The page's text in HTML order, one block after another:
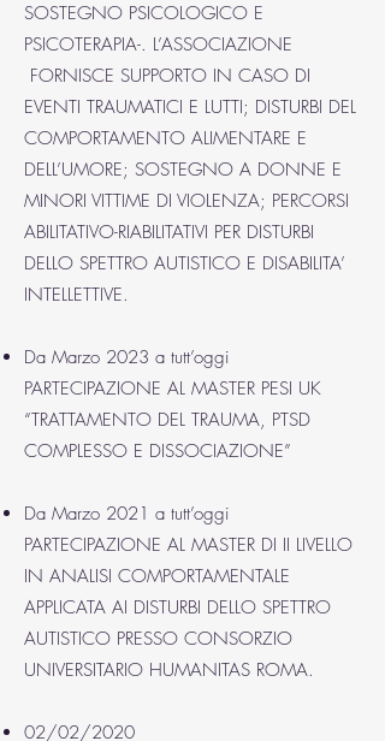
SOSTEGNO PSICOLOGICO E
PSICOTERAPIA-. L’ASSOCIAZIONE
FORNISCE SUPPORTO IN CASO DI
EVENTI TRAUMATICI E LUTTI; DISTURBI DEL
COMPORTAMENTO ALIMENTARE E
DELL’UMORE; SOSTEGNO A DONNE E
MINORI VITTIME DI VIOLENZA; PERCORSI
ABILITATIVO-RIABILITATIVI PER DISTURBI
DELLO SPETTRO AUTISTICO E DISABILITA’
INTELLETTIVE.
Da Marzo 2023 a tutt’oggi
PARTECIPAZIONE AL MASTER PESI UK
“TRATTAMENTO DEL TRAUMA, PTSD
COMPLESSO E DISSOCIAZIONE”
Da Marzo 2021 a tutt’oggi
PARTECIPAZIONE AL MASTER DI II LIVELLO
IN ANALISI COMPORTAMENTALE
APPLICATA AI DISTURBI DELLO SPETTRO
AUTISTICO PRESSO CONSORZIO
UNIVERSITARIO HUMANITAS ROMA.
02/02/2020